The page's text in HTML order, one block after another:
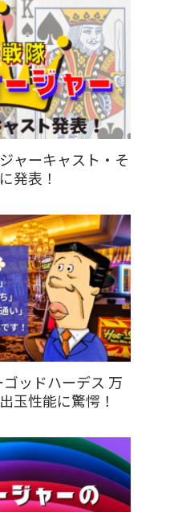
ャーキャスト・そ
発表！
ゴッドハーデス 万
玉性能に驚愕！